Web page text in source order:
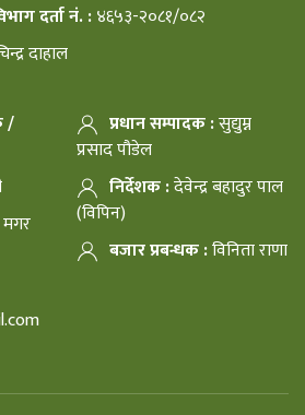
दर्ता नं. :४६५३-२०८१/०८२
दाहाल
/
प्रधान सम्पादक :सुद्युम्न
प्रसाद पौडेल
निर्देशक :देवेन्द्र बहादुर पाल
(विपिन)
बजार प्रबन्धक :विनिता राणा